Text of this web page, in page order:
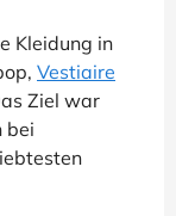
Kleidung in
Vestiaire
Ziel war
bei